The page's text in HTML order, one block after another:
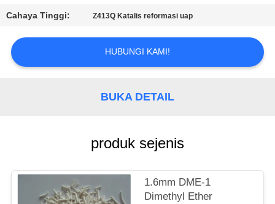
KASUS
Cahaya Tinggi: Z413Q Katalis reformasi uap
HUBUNGI KAMI!
BUKA DETAIL
produk sejenis
1.6mm DME-1
Dimethyl Ether